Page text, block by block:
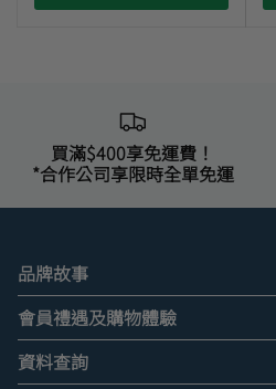
買滿$400享免運費！
*合作公司享限時全單免運
品牌故事
會員禮遇及購物體驗
資料查詢